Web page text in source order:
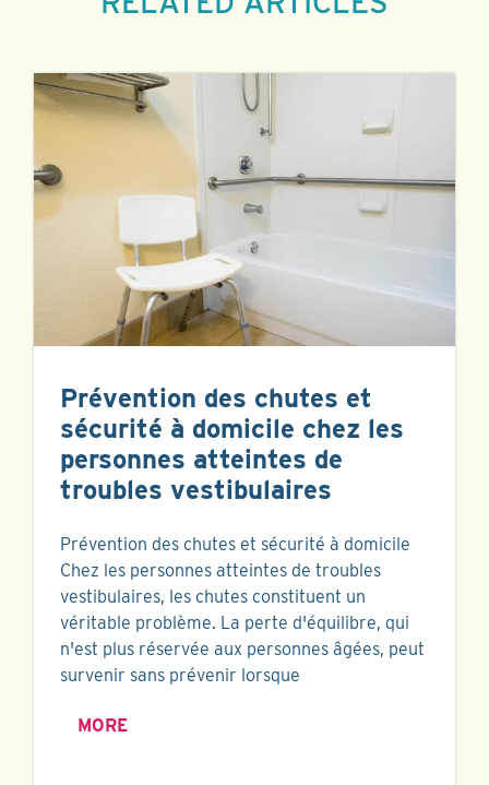
Prévention des chutes et
sécurité à domicile chez les
personnes atteintes de
troubles vestibulaires
Prévention des chutes et sécurité à domicile
Chez les personnes atteintes de troubles
vestibulaires, les chutes constituent un
véritable problème. La perte d'équilibre, qui
n'est plus réservée aux personnes âgées, peut
survenir sans prévenir lorsque
MORE